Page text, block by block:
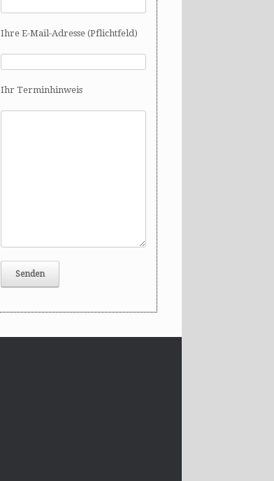
Ihre E-Mail-Adresse (Pflichtfeld)
Ihr Terminhinweis